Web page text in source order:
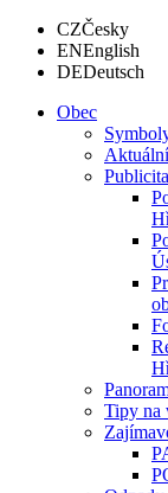
CZČesky
ENEnglish
DEDeutsch
Obec
Publicita
Tipy na